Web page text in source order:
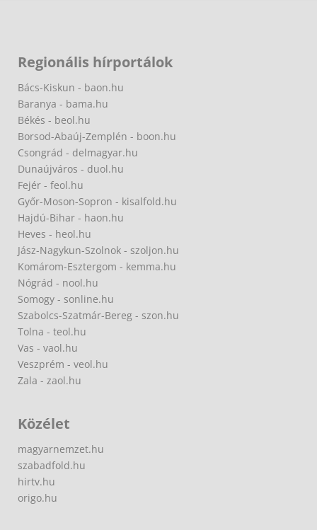
Regionális hírportálok
Bács-Kiskun - baon.hu
Baranya - bama.hu
Békés - beol.hu
Borsod-Abaúj-Zemplén - boon.hu
Csongrád - delmagyar.hu
Dunaújváros - duol.hu
Fejér - feol.hu
Győr-Moson-Sopron - kisalfold.hu
Hajdú-Bihar - haon.hu
Heves - heol.hu
Jász-Nagykun-Szolnok - szoljon.hu
Komárom-Esztergom - kemma.hu
Nógrád - nool.hu
Somogy - sonline.hu
Szabolcs-Szatmár-Bereg - szon.hu
Tolna - teol.hu
Vas - vaol.hu
Veszprém - veol.hu
Zala - zaol.hu
Közélet
magyarnemzet.hu
szabadfold.hu
hirtv.hu
origo.hu